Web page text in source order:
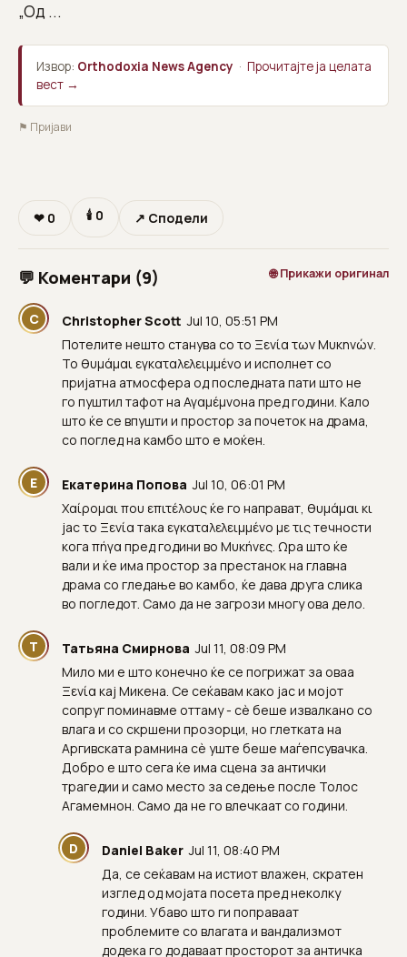
„Од ...
Извор: Orthodoxia News Agency · Прочитајте ја целата
вест →
⚑ Пријави
❤ 0 🕯 0 ↗ Сподели
💬 Коментари (9) 🌐 Прикажи оригинал
C Christopher Scott Jul 10, 05:51 PM
Потелите нешто станува со το Ξενία των Μυκηνών.
Το θυμάμαι εγκαταλελειμμένο и исполнет со
пријатна атмосфера од последната пати што не
го пуштил тафот на Αγαμέμνοна пред години. Кало
што ќе се впушти и простор за почеток на драма,
со поглед на камбо што е моќен.
Е Екатерина Попова Jul 10, 06:01 PM
Χαίρομαι που επιτέλους ќе го направат, θυμάμαι κι
јас το Ξενία така εγκαταλελειμμένο με τις течности
кога πήγα пред години во Μυκήνες. Ωра што ќе
вали и ќе има простор за престанок на главна
драма со гледање во камбо, ќе дава друга слика
во погледот. Само да не загрози многу ова дело.
Т Татьяна Смирнова Jul 11, 08:09 PM
Мило ми е што конечно ќе се погрижат за оваа
Ξενία кај Микена. Се сеќавам како јас и мојот
сопруг поминавме оттаму - сè беше извалкано со
влага и со скршени прозорци, но глетката на
Аргивската рамнина сè уште беше маѓепсувачка.
Добро е што сега ќе има сцена за антички
трагедии и само место за седење после Толос
Агамемнон. Само да не го влечкаат со години.
D Daniel Baker Jul 11, 08:40 PM
Да, се сеќавам на истиот влажен, скратен
изглед од мојата посета пред неколку
години. Убаво што ги поправаат
проблемите со влагата и вандализмот
додека го додаваат просторот за античка